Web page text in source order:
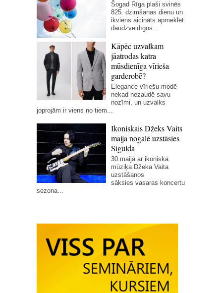
Šogad Rīga plaši svinēs
825. dzimšanas dienu un
ikviens aicināts apmeklēt
daudzveidīgos...
Kāpēc uzvalkam
jāatrodas katra
mūsdienīga vīrieša
garderobē?
Elegance vīriešu modē
nekad nezaudē savu
nozīmi, un uzvalks
joprojām ir viens no tiem...
Ikoniskais Džeks Vaits
maija nogalē uzstāsies
Siguldā
30.maijā ar ikoniskā
mūziķa Džeka Vaita
uzstāšanos
sāksies vasaras koncertu
sezona...